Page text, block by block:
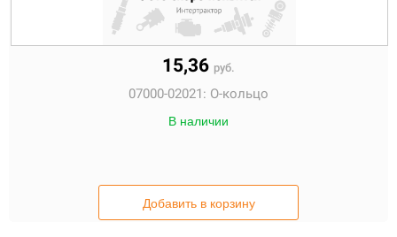
15,36 руб.
07000-02021: О-кольцо
В наличии
Добавить в корзину